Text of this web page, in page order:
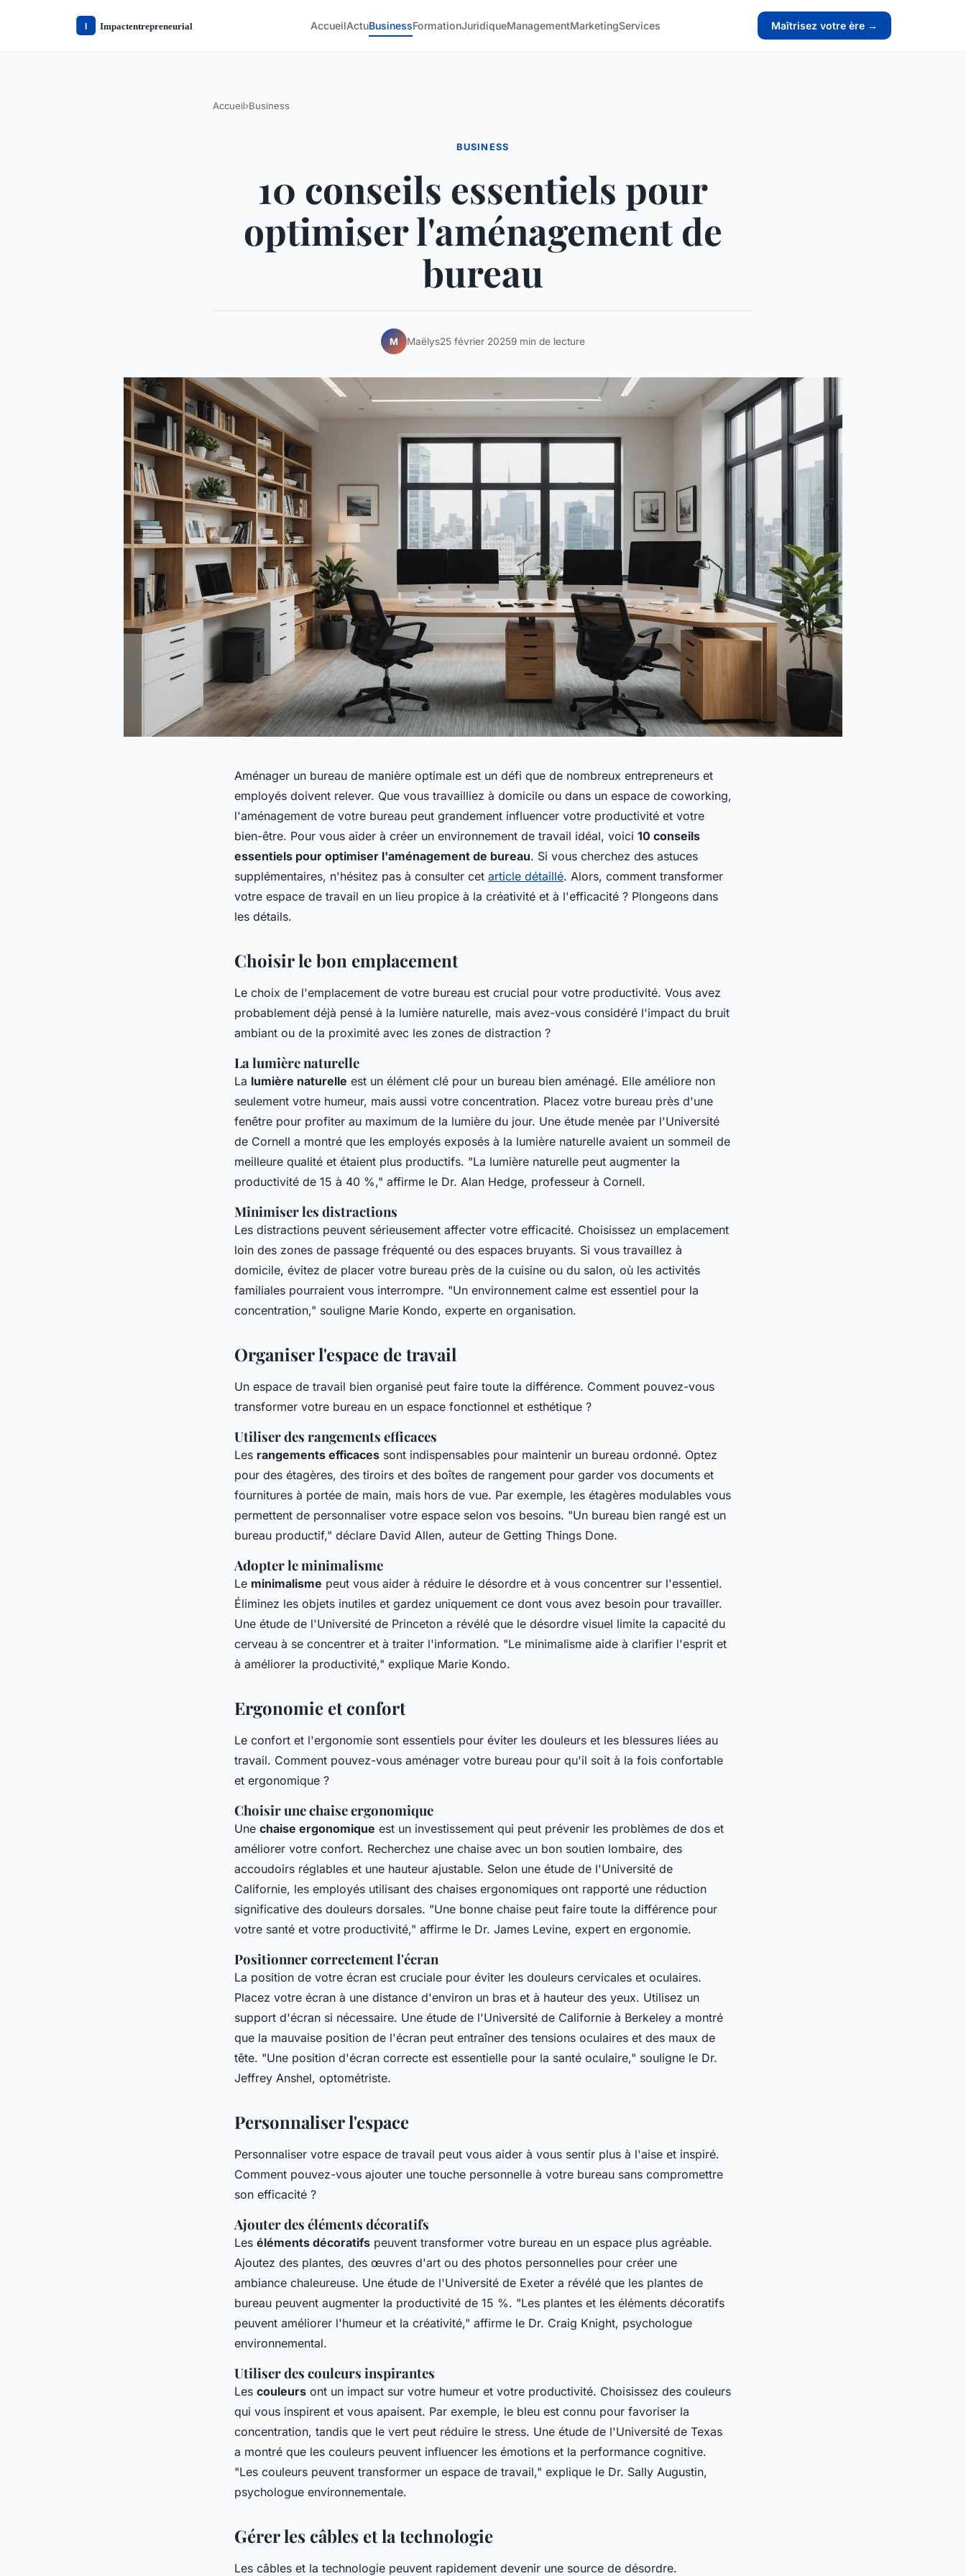
AccueilActuBusinessFormationJuridiqueManagementMarketingServices Maîtrisez votre ère →
Accueil›Business
BUSINESS
10 conseils essentiels pour
optimiser l'aménagement de
bureau
M Maëlys25 février 20259 min de lecture
Aménager un bureau de manière optimale est un défi que de nombreux entrepreneurs et
employés doivent relever. Que vous travailliez à domicile ou dans un espace de coworking,
l'aménagement de votre bureau peut grandement influencer votre productivité et votre
bien-être. Pour vous aider à créer un environnement de travail idéal, voici 10 conseils
essentiels pour optimiser l'aménagement de bureau. Si vous cherchez des astuces
supplémentaires, n'hésitez pas à consulter cet article détaillé. Alors, comment transformer
votre espace de travail en un lieu propice à la créativité et à l'efficacité ? Plongeons dans
les détails.
Choisir le bon emplacement
Le choix de l'emplacement de votre bureau est crucial pour votre productivité. Vous avez
probablement déjà pensé à la lumière naturelle, mais avez-vous considéré l'impact du bruit
ambiant ou de la proximité avec les zones de distraction ?
La lumière naturelle
La lumière naturelle est un élément clé pour un bureau bien aménagé. Elle améliore non
seulement votre humeur, mais aussi votre concentration. Placez votre bureau près d'une
fenêtre pour profiter au maximum de la lumière du jour. Une étude menée par l'Université
de Cornell a montré que les employés exposés à la lumière naturelle avaient un sommeil de
meilleure qualité et étaient plus productifs. "La lumière naturelle peut augmenter la
productivité de 15 à 40 %," affirme le Dr. Alan Hedge, professeur à Cornell.
Minimiser les distractions
Les distractions peuvent sérieusement affecter votre efficacité. Choisissez un emplacement
loin des zones de passage fréquenté ou des espaces bruyants. Si vous travaillez à
domicile, évitez de placer votre bureau près de la cuisine ou du salon, où les activités
familiales pourraient vous interrompre. "Un environnement calme est essentiel pour la
concentration," souligne Marie Kondo, experte en organisation.
Organiser l'espace de travail
Un espace de travail bien organisé peut faire toute la différence. Comment pouvez-vous
transformer votre bureau en un espace fonctionnel et esthétique ?
Utiliser des rangements efficaces
Les rangements efficaces sont indispensables pour maintenir un bureau ordonné. Optez
pour des étagères, des tiroirs et des boîtes de rangement pour garder vos documents et
fournitures à portée de main, mais hors de vue. Par exemple, les étagères modulables vous
permettent de personnaliser votre espace selon vos besoins. "Un bureau bien rangé est un
bureau productif," déclare David Allen, auteur de Getting Things Done.
Adopter le minimalisme
Le minimalisme peut vous aider à réduire le désordre et à vous concentrer sur l'essentiel.
Éliminez les objets inutiles et gardez uniquement ce dont vous avez besoin pour travailler.
Une étude de l'Université de Princeton a révélé que le désordre visuel limite la capacité du
cerveau à se concentrer et à traiter l'information. "Le minimalisme aide à clarifier l'esprit et
à améliorer la productivité," explique Marie Kondo.
Ergonomie et confort
Le confort et l'ergonomie sont essentiels pour éviter les douleurs et les blessures liées au
travail. Comment pouvez-vous aménager votre bureau pour qu'il soit à la fois confortable
et ergonomique ?
Choisir une chaise ergonomique
Une chaise ergonomique est un investissement qui peut prévenir les problèmes de dos et
améliorer votre confort. Recherchez une chaise avec un bon soutien lombaire, des
accoudoirs réglables et une hauteur ajustable. Selon une étude de l'Université de
Californie, les employés utilisant des chaises ergonomiques ont rapporté une réduction
significative des douleurs dorsales. "Une bonne chaise peut faire toute la différence pour
votre santé et votre productivité," affirme le Dr. James Levine, expert en ergonomie.
Positionner correctement l'écran
La position de votre écran est cruciale pour éviter les douleurs cervicales et oculaires.
Placez votre écran à une distance d'environ un bras et à hauteur des yeux. Utilisez un
support d'écran si nécessaire. Une étude de l'Université de Californie à Berkeley a montré
que la mauvaise position de l'écran peut entraîner des tensions oculaires et des maux de
tête. "Une position d'écran correcte est essentielle pour la santé oculaire," souligne le Dr.
Jeffrey Anshel, optométriste.
Personnaliser l'espace
Personnaliser votre espace de travail peut vous aider à vous sentir plus à l'aise et inspiré.
Comment pouvez-vous ajouter une touche personnelle à votre bureau sans compromettre
son efficacité ?
Ajouter des éléments décoratifs
Les éléments décoratifs peuvent transformer votre bureau en un espace plus agréable.
Ajoutez des plantes, des œuvres d'art ou des photos personnelles pour créer une
ambiance chaleureuse. Une étude de l'Université de Exeter a révélé que les plantes de
bureau peuvent augmenter la productivité de 15 %. "Les plantes et les éléments décoratifs
peuvent améliorer l'humeur et la créativité," affirme le Dr. Craig Knight, psychologue
environnemental.
Utiliser des couleurs inspirantes
Les couleurs ont un impact sur votre humeur et votre productivité. Choisissez des couleurs
qui vous inspirent et vous apaisent. Par exemple, le bleu est connu pour favoriser la
concentration, tandis que le vert peut réduire le stress. Une étude de l'Université de Texas
a montré que les couleurs peuvent influencer les émotions et la performance cognitive.
"Les couleurs peuvent transformer un espace de travail," explique le Dr. Sally Augustin,
psychologue environnementale.
Gérer les câbles et la technologie
Les câbles et la technologie peuvent rapidement devenir une source de désordre.